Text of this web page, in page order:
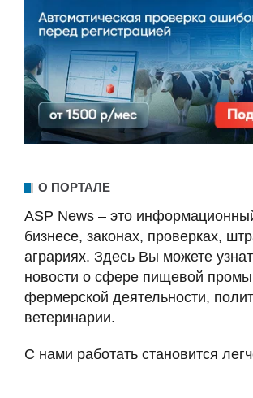
О ПОРТАЛЕ
ASP News – это
бизнесе, законах, проверках,
аграриях. Здесь Вы можете
новости о сфере пищевой
фермерской деятельности,
ветеринарии.
С нами работать становится